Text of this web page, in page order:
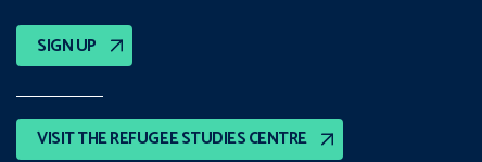
SIGN UP
VISIT THE REFUGEE STUDIES CENTRE